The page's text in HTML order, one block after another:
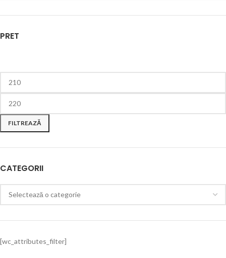
PRET
FILTREAZĂ
CATEGORII
[wc_attributes_filter]